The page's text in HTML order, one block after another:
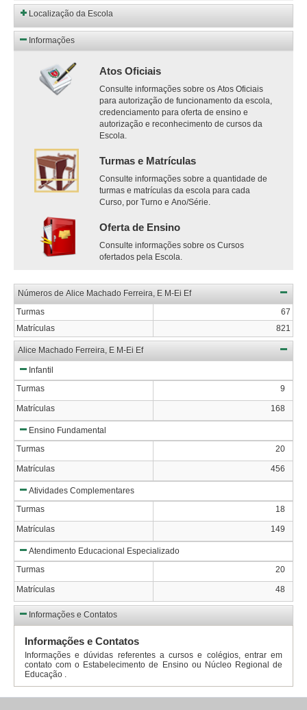
Localização da Escola
Informações
Atos Oficiais
Consulte informações sobre os Atos Oficiais
para autorização de funcionamento da escola,
credenciamento para oferta de ensino e
autorização e reconhecimento de cursos da
Escola.
Turmas e Matrículas
Consulte informações sobre a quantidade de
turmas e matrículas da escola para cada
Curso, por Turno e Ano/Série.
Oferta de Ensino
Consulte informações sobre os Cursos
ofertados pela Escola.
Números de Alice Machado Ferreira, E M-Ei Ef
Turmas
67
Matrículas
821
Alice Machado Ferreira, E M-Ei Ef
Infantil
Turmas
9
Matrículas 168
Ensino Fundamental
Turmas
20
Matrículas 456
Atividades Complementares
Turmas
18
Matrículas 149
Atendimento Educacional Especializado
Turmas
20
Matrículas 48
Informações e Contatos
Informações e Contatos
Informações e dúvidas referentes a cursos e colégios, entrar em
contato com o Estabelecimento de Ensino ou Núcleo Regional de
Educação .